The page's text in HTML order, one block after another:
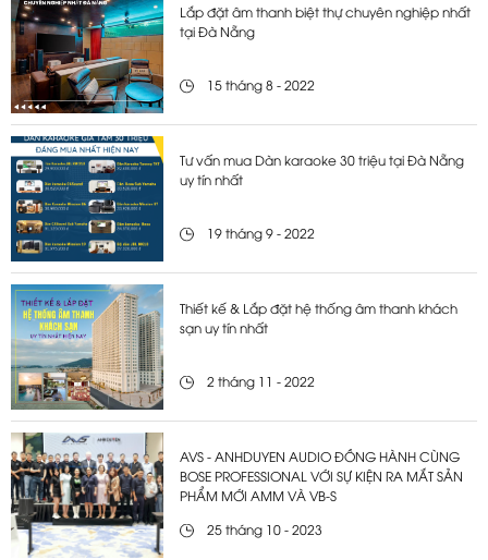
Lắp đặt âm thanh biệt thự chuyên nghiệp nhất
tại Đà Nẵng
15 tháng 8 - 2022
Tư vấn mua Dàn karaoke 30 triệu tại Đà Nẵng
uy tín nhất
19 tháng 9 - 2022
Thiết kế & Lắp đặt hệ thống âm thanh khách
sạn uy tín nhất
2 tháng 11 - 2022
AVS - ANHDUYEN AUDIO ĐỒNG HÀNH CÙNG
BOSE PROFESSIONAL VỚI SỰ KIỆN RA MẮT SẢN
PHẨM MỚI AMM VÀ VB-S
25 tháng 10 - 2023